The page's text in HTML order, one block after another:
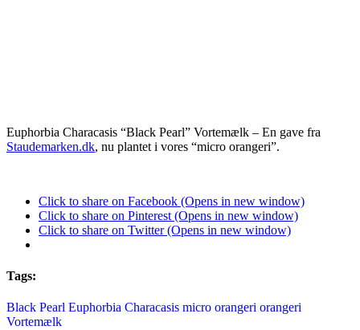
Euphorbia Characasis “Black Pearl” Vortemælk – En gave fra
Staudemarken.dk, nu plantet i vores “micro orangeri”.
Click to share on Facebook (Opens in new window)
Click to share on Pinterest (Opens in new window)
Click to share on Twitter (Opens in new window)
Tags:
Black Pearl Euphorbia Characasis micro orangeri orangeri
Vortemælk